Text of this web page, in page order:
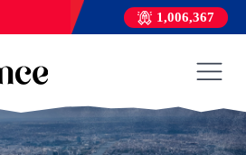
1,006,367